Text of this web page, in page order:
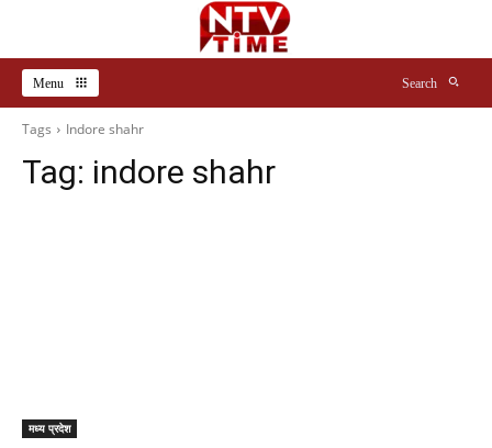
Menu Search
Tags Indore shahr
Tag: indore shahr
मध्य प्रदेश